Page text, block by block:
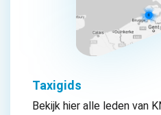
Taxigids
Bekijk hier alle leden van